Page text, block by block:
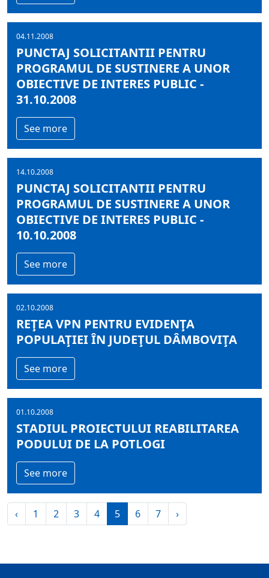
04.11.2008
PUNCTAJ SOLICITANTII PENTRU
PROGRAMUL DE SUSTINERE A UNOR
OBIECTIVE DE INTERES PUBLIC -
31.10.2008
See more
14.10.2008
PUNCTAJ SOLICITANTII PENTRU
PROGRAMUL DE SUSTINERE A UNOR
OBIECTIVE DE INTERES PUBLIC -
10.10.2008
See more
02.10.2008
REŢEA VPN PENTRU EVIDENŢA
POPULAŢIEI ÎN JUDEŢUL DÂMBOVIŢA
See more
01.10.2008
STADIUL PROIECTULUI REABILITAREA
PODULUI DE LA POTLOGI
See more
‹ 1 2 3 4 5 6 7 ›